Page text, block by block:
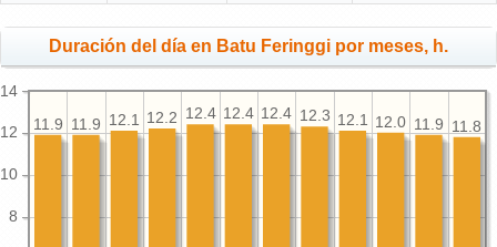
Duración del día en Batu Feringgi por meses, h.
8
10
12
14
11.8
11.9
12.0
12.1
12.3
12.4
12.4
12.4
12.2
12.1
11.9
11.9